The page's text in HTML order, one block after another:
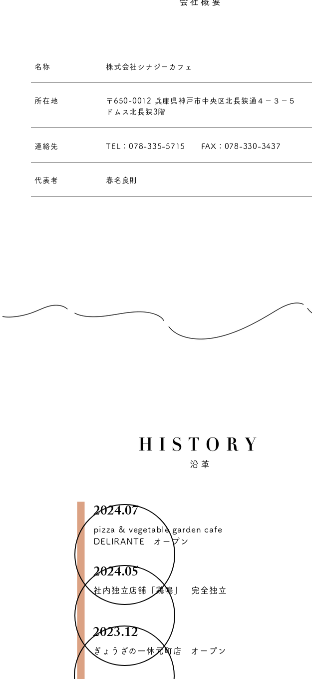
名称 株式会社シナジーカフェ
所在地
〒650-0012 兵庫県神戸市中央区北長狭通４－３－５
ドムス北長狭3階
連絡先 TEL：078-335-5715 FAX：078-330-3437
代表者 春名良則
沿革
2024.07
pizza & vegetable garden cafe
DELIRANTE オープン
2024.05
社内独立店舗「鶏鳴」 完全独立
2023.12
ぎょうざの一休元町店 オープン